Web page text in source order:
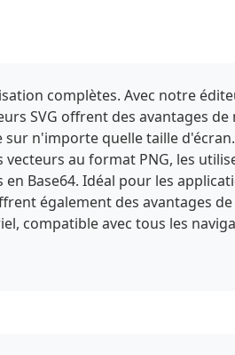
complètes. Avec notre
SVG offrent des avantages de
n'importe quelle taille
au format PNG, les
Base64. Idéal pour les
également des avantages de
compatible avec tous les